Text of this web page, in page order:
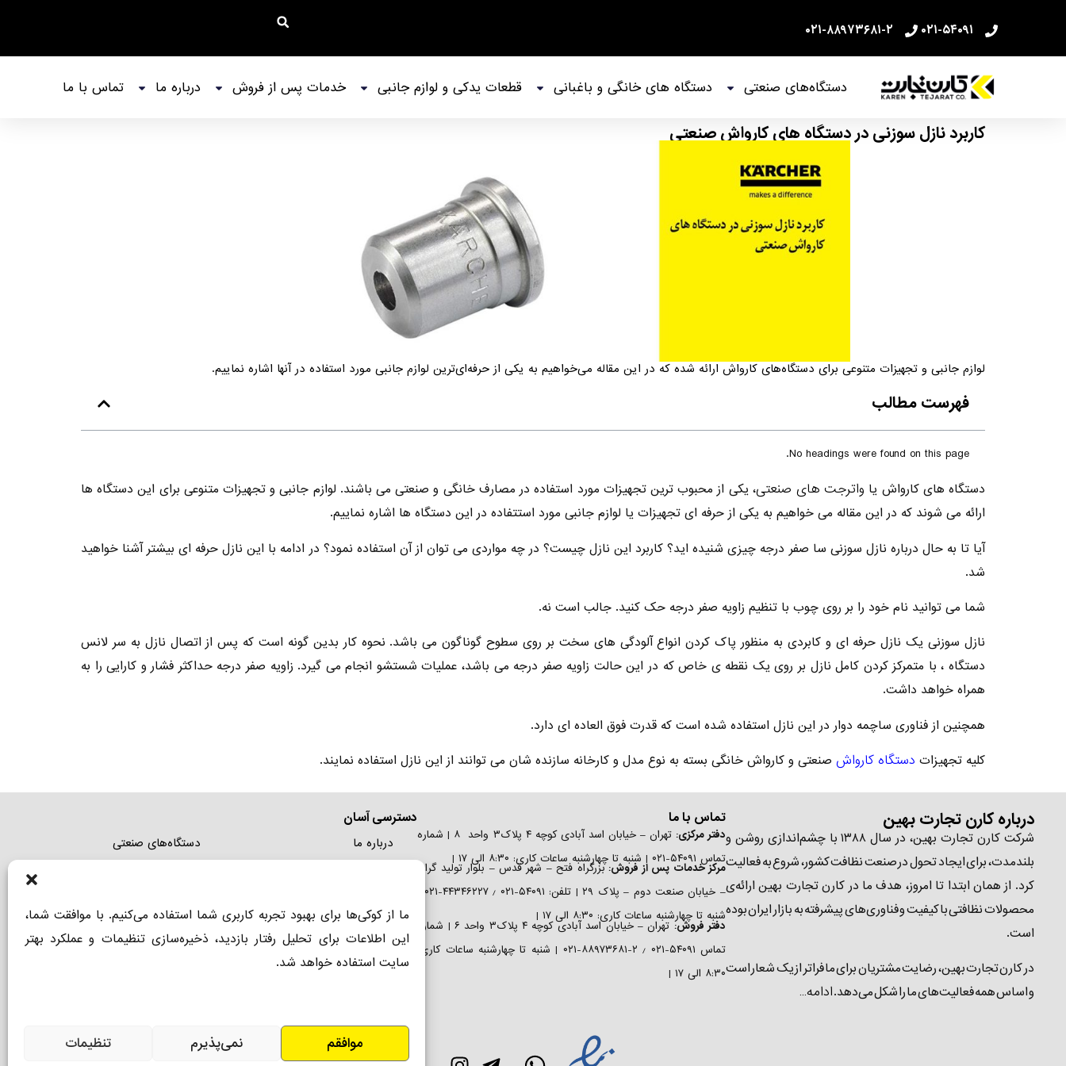
ما از کوکی‌ها برای بهبود تجربه کاربری شما استفاده می‌کنیم. با موافقت شما،
این اطلاعات برای تحلیل رفتار بازدید، ذخیره‌سازی تنظیمات و عملکرد بهتر
سایت استفاده خواهد شد.
موافقم نمی‌پذیرم تنظیمات
۰۲۱-۵۴۰۹۱ ۰۲۱-۸۸۹۷۳۶۸۱-۲
دستگاه‌های صنعتی دستگاه های خانگی و باغبانی قطعات یدکی و لوازم جانبی خدمات پس از فروش درباره ما تماس با ما
کاربرد نازل سوزنی در دستگاه های کارواش صنعتی
لوازم جانبی و تجهیزات متنوعی برای دستگاه‌های کارواش ارائه شده که در این مقاله می‌خواهیم به یکی از حرفه‌ای‌ترین لوازم جانبی مورد استفاده در آنها اشاره نماییم.
فهرست مطالب
No headings were found on this page.
دستگاه های کارواش یا واترجت های صنعتی، یکی از محبوب ترین تجهیزات مورد استفاده در مصارف خانگی و صنعتی می باشند. لوازم جانبی و تجهیزات متنوعی برای این دستگاه ها
ارائه می شوند که در این مقاله می خواهیم به یکی از حرفه ای تجهیزات یا لوازم جانبی مورد استتفاده در این دستگاه ها اشاره نماییم.
آیا تا به حال درباره نازل سوزنی سا صفر درجه چیزی شنیده اید؟ کاربرد این نازل چیست؟ در چه مواردی می توان از آن استفاده نمود؟ در ادامه با این نازل حرفه ای بیشتر آشنا خواهید
شد.
شما می توانید نام خود را بر روی چوب با تنظیم زاویه صفر درجه حک کنید. جالب است نه.
نازل سوزنی یک نازل حرفه ای و کابردی به منظور پاک کردن انواع آلودگی های سخت بر روی سطوح گوناگون می باشد. نحوه کار بدین گونه است که پس از اتصال نازل به سر لانس
دستگاه ، با متمرکز کردن کامل نازل بر روی یک نقطه ی خاص که در این حالت زاویه صفر درجه می باشد، عملیات شستشو انجام می گیرد. زاویه صفر درجه حداکثر فشار و کارایی را به
همراه خواهد داشت.
همچنین از فناوری ساچمه دوار در این نازل استفاده شده است که قدرت فوق العاده ای دارد.
کلیه تجهیزات دستگاه کارواش صنعتی و کارواش خانگی بسته به نوع مدل و کارخانه سازنده شان می توانند از این نازل استفاده نمایند.
درباره کارن تجارت بهین
شرکت کارن تجارت بهین، در سال ۱۳۸۸ با چشم‌اندازی روشن و
بلندمدت، برای ایجاد تحول در صنعت نظافت کشور، شروع به فعالیت
کرد. از همان ابتدا تا امروز، هدف ما در کارن تجارت بهین ارائه‌ی
محصولات نظافتی باکیفیت و فناوری‌های پیشرفته به بازار ایران بوده
است.
در کارن تجارت بهین، رضایت مشتریان برای ما فراتر از یک شعار است
و اساس همه فعالیت‌های ما را شکل می‌دهد.ادامه…
تماس با ما
دفتر مرکزی:
تهران – خیابان اسد آبادی کوچه ۴ پلاک۳ واحد ۸ | شماره
تماس ۵۴۰۹۱-۰۲۱ | شنبه تا چهارشنبه ساعات کاری: ۸:۳۰ الی ۱۷ |
مرکز خدمات پس از فروش:بزرگراه فتح – شهر قدس – بلوار تولید گران
شنبه تا چهارشنبه ساعات کاری: ۸:۳۰ الی ۱۷ |
دفتر فروش:
تهران – خیابان اسد آبادی کوچه ۴ پلاک۳ واحد ۶ | شماره
تماس ۵۴۰۹۱-۰۲۱ ٫ ۲-۸۸۹۷۳۶۸۱-۰۲۱ | شنبه تا چهارشنبه ساعات کاری:
۸:۳۰ الی ۱۷ |
دسترسی آسان
درباره ما
دریافت کاتالوگ جامع
ثبت و فعالسازی گارانتی
دستگاه‌های صنعتی
زمین شوی صنعتی
کارواش صنعتی